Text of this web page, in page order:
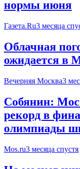
нормы июня
Газета.Ru3 месяца
Облачная
ожидается в
Вечерняя Москва3
Собянин:
рекорд в
олимпиады
Mos.ru3 месяца спустя